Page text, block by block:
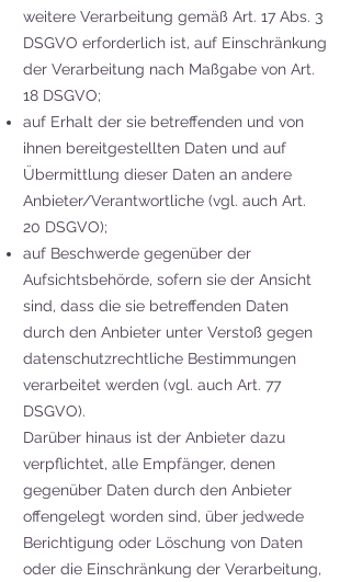
weitere Verarbeitung gemäß Art. 17 Abs. 3
DSGVO erforderlich ist, auf Einschränkung
der Verarbeitung nach Maßgabe von Art.
18 DSGVO;
auf Erhalt der sie betreffenden und von
ihnen bereitgestellten Daten und auf
Übermittlung dieser Daten an andere
Anbieter/Verantwortliche (vgl. auch Art.
20 DSGVO);
auf Beschwerde gegenüber der
Aufsichtsbehörde, sofern sie der Ansicht
sind, dass die sie betreffenden Daten
durch den Anbieter unter Verstoß gegen
datenschutzrechtliche Bestimmungen
verarbeitet werden (vgl. auch Art. 77
DSGVO).
Darüber hinaus ist der Anbieter dazu
verpflichtet, alle Empfänger, denen
gegenüber Daten durch den Anbieter
offengelegt worden sind, über jedwede
Berichtigung oder Löschung von Daten
oder die Einschränkung der Verarbeitung,